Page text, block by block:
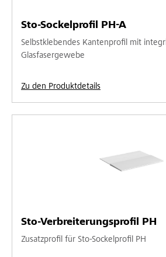
Sto-Sockelprofil PH-A
Selbstklebendes Kantenprofil mit
Glasfasergewebe
Zu den Produktdetails
Sto-Verbreiterungsprofil PH
Zusatzprofil für Sto-Sockelprofil PH